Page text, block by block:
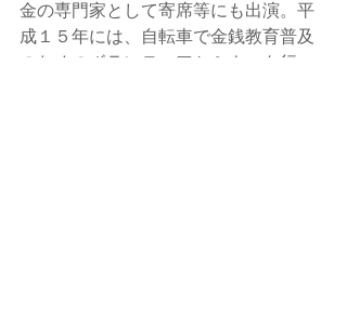
金の専門家として寄席等にも出演。平
成１５年には、自転車で金銭教育普及
のためのボランティアセミナーを行い